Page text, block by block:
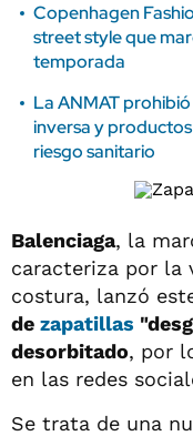
Copenhagen
street style que
temporada
La ANMAT
inversa y
riesgo sanitario
Balenciaga, la
caracteriza por la
costura, lanzó
de zapatillas
desorbitado, por
en las redes
Se trata de una